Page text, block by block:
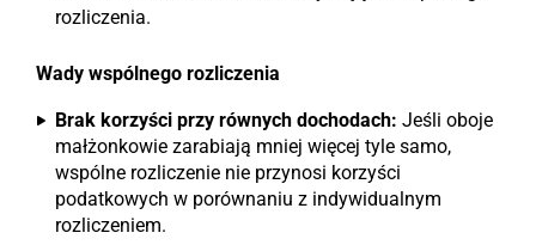
rozliczenia.
Wady wspólnego rozliczenia
Brak korzyści przy równych dochodach: Jeśli oboje
małżonkowie zarabiają mniej więcej tyle samo,
wspólne rozliczenie nie przynosi korzyści
podatkowych w porównaniu z indywidualnym
rozliczeniem.